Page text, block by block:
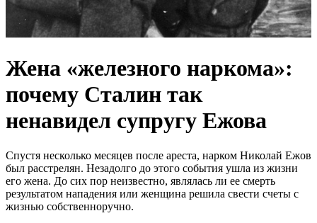
Жена «железного наркома»:
почему Сталин так
ненавидел супругу Ежова
Спустя несколько месяцев после ареста, нарком Николай Ежов
был расстрелян. Незадолго до этого события ушла из жизни
его жена. До сих пор неизвестно, являлась ли ее смерть
результатом нападения или женщина решила свести счеты с
жизнью собственноручно.